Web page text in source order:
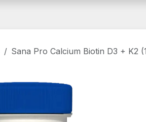
Sana Pro Calcium Biotin D3 + K2